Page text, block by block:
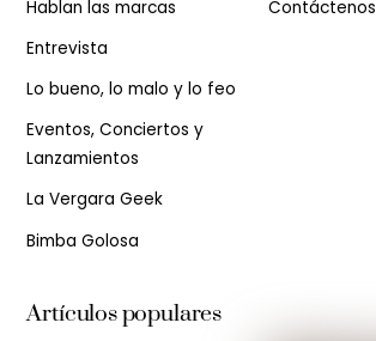
Hablan las marcas
Entrevista
Lo bueno, lo malo y lo feo
Eventos, Conciertos y
Lanzamientos
La Vergara Geek
Bimba Golosa
Contáctenos
Artículos populares